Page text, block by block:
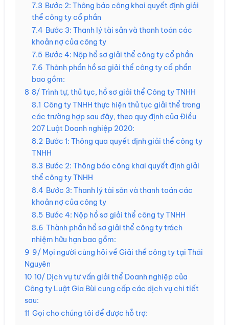
7.3 Bước 2: Thông báo công khai quyết định giải
thể công ty cổ phần
7.4 Bước 3: Thanh lý tài sản và thanh toán các
khoản nợ của công ty
7.5 Bước 4: Nộp hồ sơ giải thể công ty cổ phần
7.6 Thành phần hồ sơ giải thể công ty cổ phần
bao gồm:
8 8/ Trình tự, thủ tục, hồ sơ giải thể Công ty TNHH
8.1 Công ty TNHH thực hiện thủ tục giải thể trong
các trường hợp sau đây, theo quy định của Điều
207 Luật Doanh nghiệp 2020:
8.2 Bước 1: Thông qua quyết định giải thể công ty
TNHH
8.3 Bước 2: Thông báo công khai quyết định giải
thể công ty TNHH
8.4 Bước 3: Thanh lý tài sản và thanh toán các
khoản nợ của công ty
8.5 Bước 4: Nộp hồ sơ giải thể công ty TNHH
8.6 Thành phần hồ sơ giải thể công ty trách
nhiệm hữu hạn bao gồm:
9 9/ Mọi người cùng hỏi về Giải thể công ty tại Thái
Nguyên
10 10/ Dịch vụ tư vấn giải thể Doanh nghiệp của
Công ty Luật Gia Bùi cung cấp các dịch vụ chi tiết
sau:
11 Gọi cho chúng tôi để được hỗ trợ: